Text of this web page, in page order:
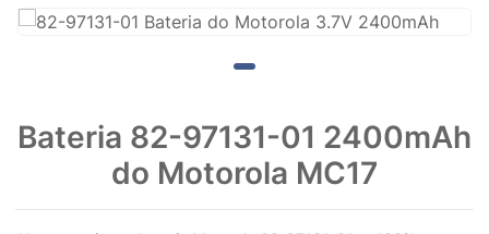
Bateria 82-97131-01 2400mAh
do Motorola MC17